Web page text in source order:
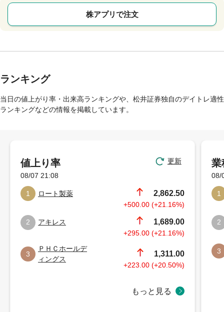
株アプリで注文
ランキング
当日の値上がり率・出来高ランキングや、松井証券独自のデイトレ適性
ランキングなどの情報を掲載しています。